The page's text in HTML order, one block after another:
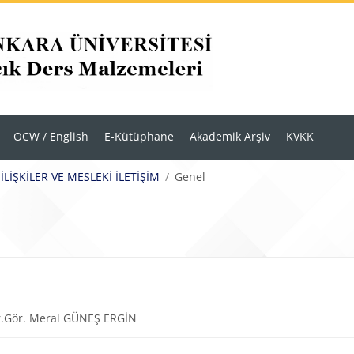
OCW / English E-Kütüphane Akademik Arşiv KVKK
VE MESLEKİ İLETİŞİM Genel
anahatları
Meral GÜNEŞ ERGİNURL